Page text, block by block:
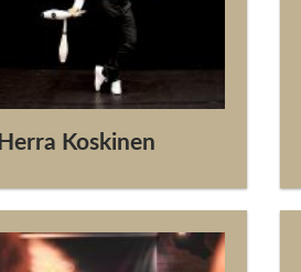
Herra Koskinen